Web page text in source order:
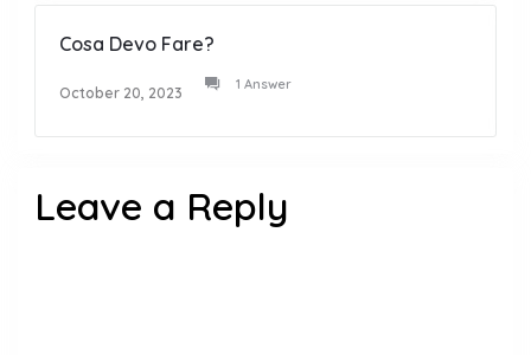
Cosa Devo Fare?
October 20, 2023 1 Answer
Leave a Reply